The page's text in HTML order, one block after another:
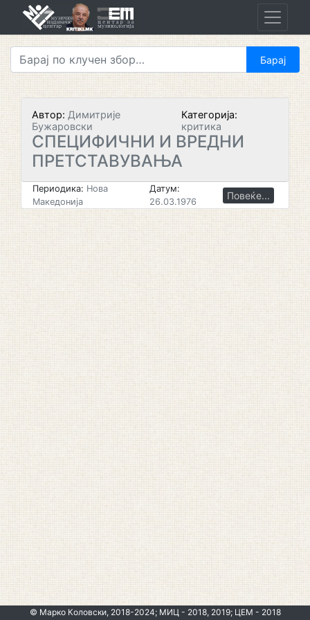
Автор: Димитрије
Бужаровски
Категорија:
критика
СПЕЦИФИЧНИ И ВРЕДНИ
ПРЕТСТАВУВАЊА
Периодика: Нова
Македонија
Датум:
26.03.1976
Повеќе...
© Марко Коловски, 2018-2024; МИЦ - 2018, 2019; ЦЕМ - 2018